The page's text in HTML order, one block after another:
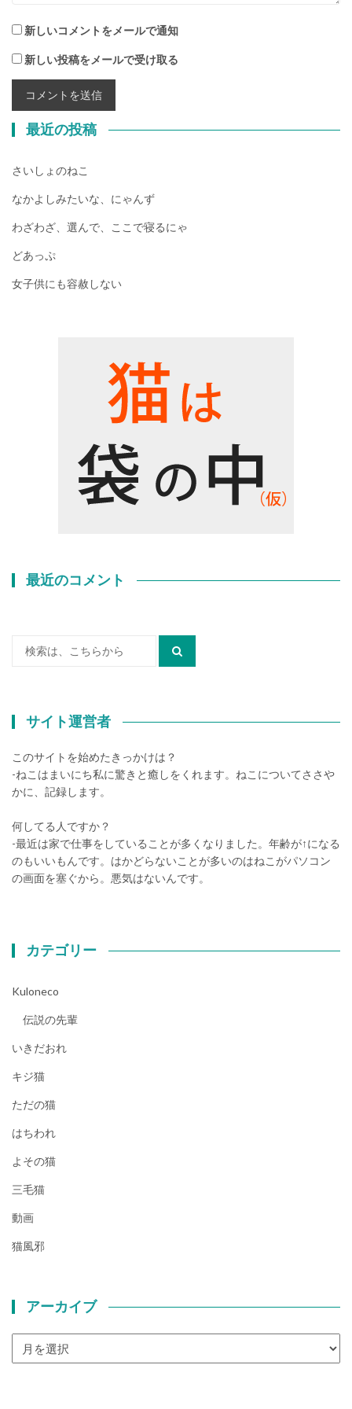
新しいコメントをメールで通知
新しい投稿をメールで受け取る
最近の投稿
さいしょのねこ
なかよしみたいな、にゃんず
わざわざ、選んで、ここで寝るにゃ
どあっぷ
女子供にも容赦しない
最近のコメント
サイト運営者
このサイトを始めたきっかけは？
-ねこはまいにち私に驚きと癒しをくれます。ねこについてささや
かに、記録します。
何してる人ですか？
-最近は家で仕事をしていることが多くなりました。年齢が↑になる
のもいいもんです。はかどらないことが多いのはねこがパソコン
の画面を塞ぐから。悪気はないんです。
カテゴリー
Kuloneco
伝説の先輩
いきだおれ
キジ猫
ただの猫
はちわれ
よその猫
三毛猫
動画
猫風邪
アーカイブ